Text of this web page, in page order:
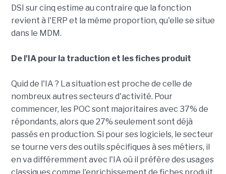
DSI sur cinq estime au contraire que la fonction
revient à l'ERP et la même proportion, qu'elle se situe
dans le MDM.
De l'IA pour la traduction et les fiches produit
Quid de l'IA ? La situation est proche de celle de
nombreux autres secteurs d'activité. Pour
commencer, les POC sont majoritaires avec 37% de
répondants, alors que 27% seulement sont déjà
passés en production. Si pour ses logiciels, le secteur
se tourne vers des outils spécifiques à ses métiers, il
en va différemment avec l'IA où il préfère des usages